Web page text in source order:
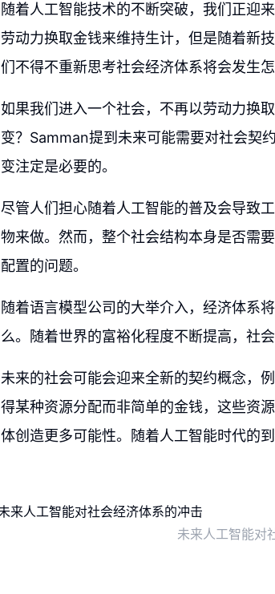
随着人工智能技术的不断突破，我们正迎
劳动力换取金钱来维持生计，但是随着新
们不得不重新思考社会经济体系将会发生怎
如果我们进入一个社会，不再以劳动力换
变？Samman提到未来可能需要对社会契
变注定是必要的。
尽管人们担心随着人工智能的普及会导致
物来做。然而，整个社会结构本身是否需
配置的问题。
随着语言模型公司的大举介入，经济体系
么。随着世界的富裕化程度不断提高，社
未来的社会可能会迎来全新的契约概念，
得某种资源分配而非简单的金钱，这些资
体创造更多可能性。随着人工智能时代的
未来人工智能对